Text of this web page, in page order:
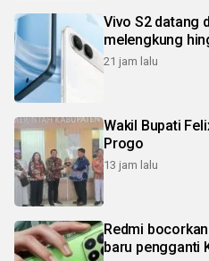
Vivo S2 datang
melengkung
21 jam lalu
Wakil Bupati
Progo
13 jam lalu
Redmi
baru pengganti